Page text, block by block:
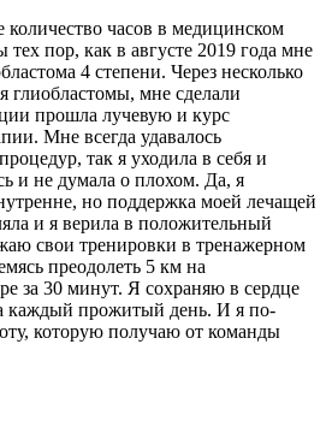
количество часов в медицинском
пор, как в августе 2019 года мне
4 степени. Через несколько
глиобластомы, мне сделали
прошла лучевую и курс
Мне всегда удавалось
так я уходила в себя и
и не думала о плохом. Да, я
но поддержка моей лечащей
и я верила в положительный
свои тренировки в тренажерном
преодолеть 5 км на
за 30 минут. Я сохраняю в сердце
каждый прожитый день. И я по-
которую получаю от команды